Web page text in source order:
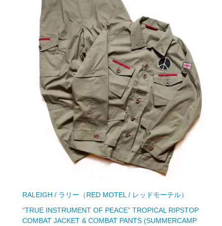
RALEIGH / ラリー（RED MOTEL / レッドモーテル）
“TRUE INSTRUMENT OF PEACE” TROPICAL RIPSTOP
COMBAT JACKET & COMBAT PANTS (SUMMERCAMP